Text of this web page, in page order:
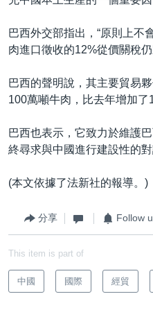
巴西外交部指出，“原則上不
肉進口徵收的12%從價關稅
巴西的聲明說，其主要貿易
100萬噸牛肉，比去年增加了
巴西也表示，它致力於維護
終尋求與中國進行建設性的對
(本文依據了法新社的報導。)
分享 Follow
This item is part of
中國 國際 經貿